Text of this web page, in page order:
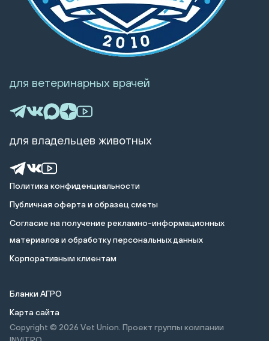
Политика конфиденциальности
Публичная оферта и образец сметы
Cогласие на получение рекламно-информационных
материалов и обработку персональных данных
Корпоративным клиентам
Бланки АГРО
Карта сайта
Copyright © 2026 Vet Union. Проект группы компании
для ветеринарных врачей
для владельцев животных